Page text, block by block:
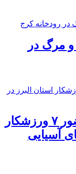
و مرگ در
۲ مدال برنز نتیجه حضور ۷ ورزشکار
آسیایی